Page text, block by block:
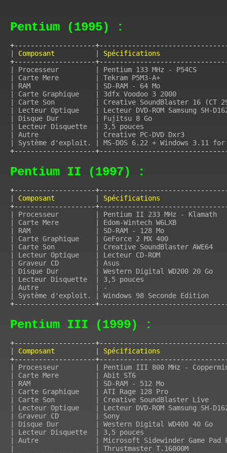
Pentium (1995) :
+--------------------
Composant
+--------------------
| Processeur         | Pentium 133 MHz
| Carte Mere         | Tekram P5M3-A+
| RAM                | SD-RAM - 64 Mo
| Carte Graphique    | 3dfx Voodoo 3
| Carte Son          | Creative
| Lecteur Optique    | Lecteur DVD-ROM
| Disque Dur         | Fujitsu 8 Go
| Lecteur Disquette  | 3,5 pouces
| Autre              | Creative PC-DVD
+--------------------
Pentium II (1997) :
+--------------------
Composant
+--------------------
| Processeur         | Pentium II 233
| Carte Mere         | Edom-Wintech
| RAM                | SD-RAM - 128 Mo
| Carte Graphique    | GeForce 2 MX
| Carte Son          | Creative
| Lecteur Optique    | Lecteur CD-
| Graveur CD         | Asus
| Disque Dur         | Western Digital
| Lecteur Disquette  | 3,5 pouces
| Autre              | -
+--------------------
Pentium III (1999) :
+--------------------
Composant
+--------------------
| Processeur         | Pentium III 800
| Carte Mere         | Abit ST6
| RAM                | SD-RAM - 512 Mo
| Carte Graphique    | ATI Rage 128
| Carte Son          | Creative
| Lecteur Optique    | Lecteur DVD-ROM
| Graveur CD         | Sony
| Disque Dur         | Western Digital
| Lecteur Disquette  | 3,5 pouces
| Autre              | Microsoft Sidewinder
|                    | Thrustmaster